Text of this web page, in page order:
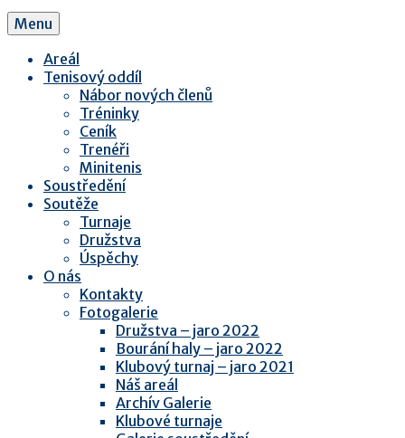
Menu
Areál
Tenisový oddíl
Nábor nových členů
Tréninky
Ceník
Trenéři
Minitenis
Soustředění
Soutěže
Turnaje
Družstva
Úspěchy
O nás
Kontakty
Fotogalerie
Družstva – jaro 2022
Bourání haly – jaro 2022
Klubový turnaj – jaro 2021
Náš areál
Archív Galerie
Klubové turnaje